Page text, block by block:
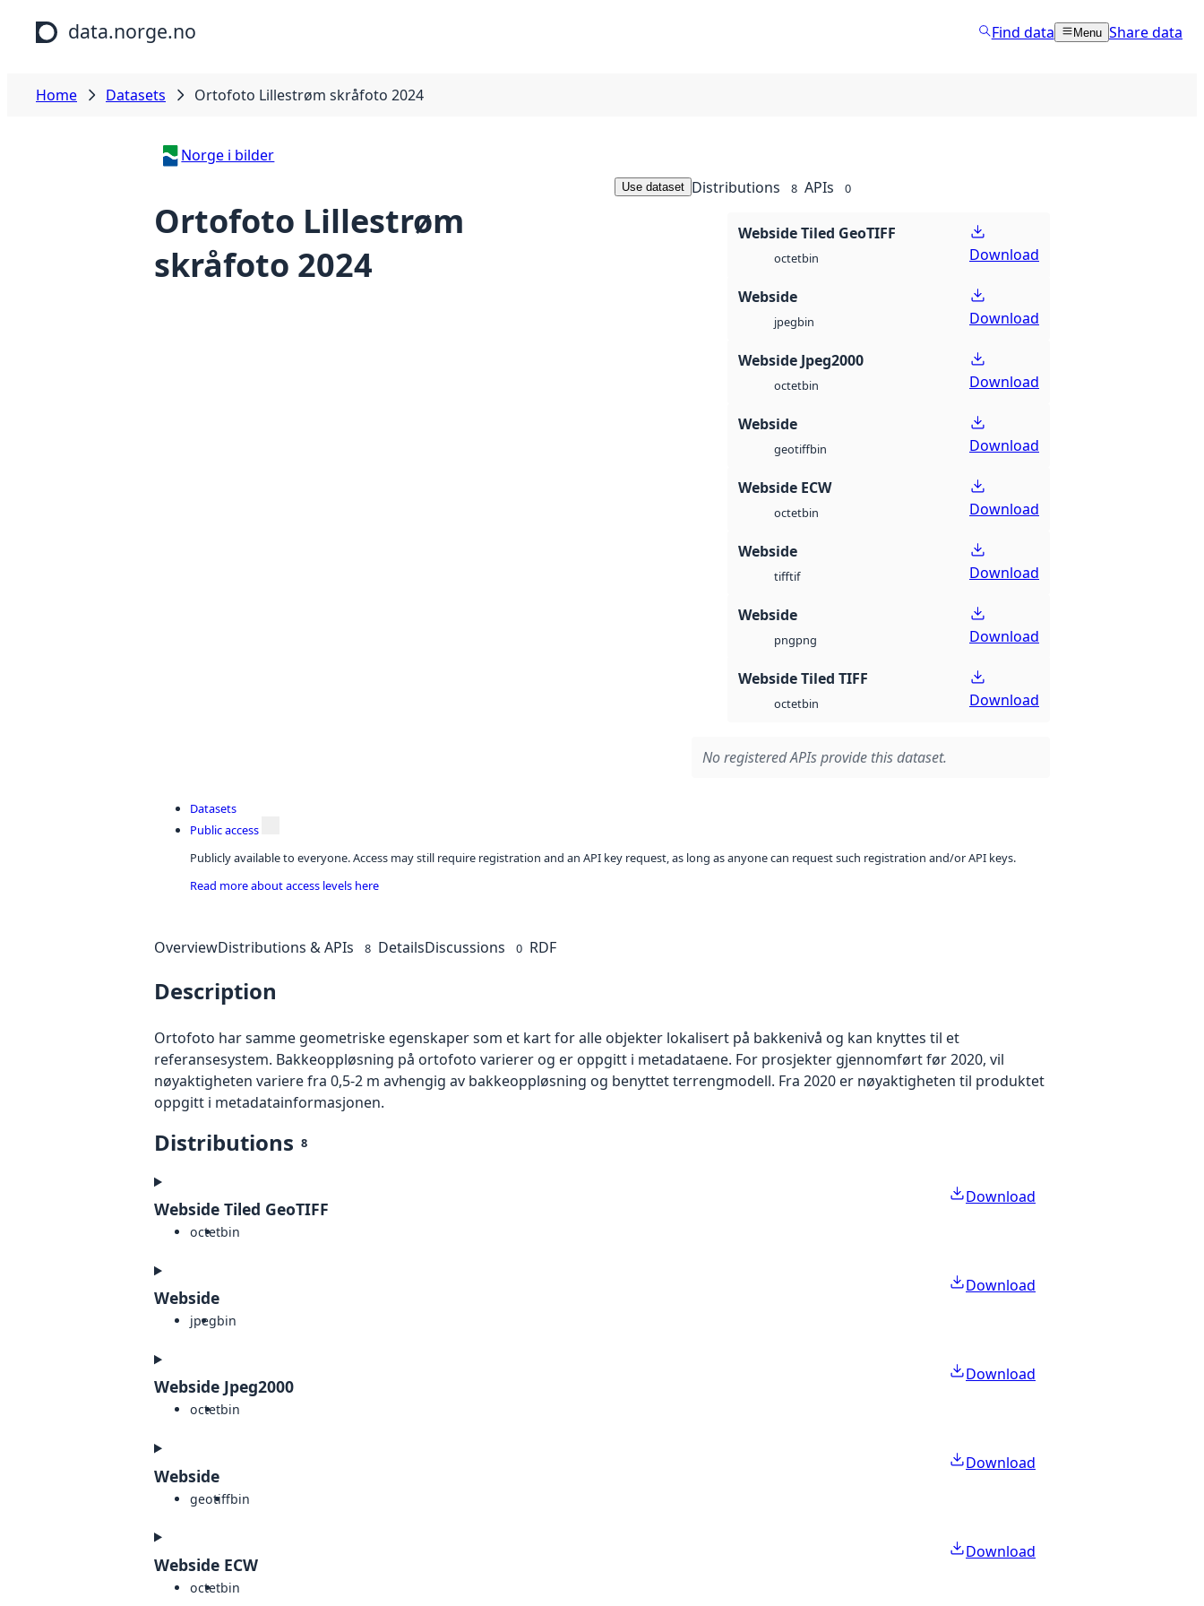
Skip to main content
data.norge.no Find data Menu Share data
Home Datasets Ortofoto Lillestrøm skråfoto 2024
Norge i bilder
Ortofoto Lillestrøm
skråfoto 2024
Use dataset Distributions 8 APIs 0
Webside Tiled GeoTIFF
octetbin Download
Webside
jpegbin Download
Webside Jpeg2000
octetbin Download
Webside
geotiffbin Download
Webside ECW
octetbin Download
Webside
tifftif Download
Webside
pngpng Download
Webside Tiled TIFF
octetbin Download
No registered APIs provide this dataset.
Datasets
Public access
Publicly available to everyone. Access may still require registration and an API key request, as long as anyone can request such registration and/or API keys.
Read more about access levels here
OverviewDistributions & APIs 8 DetailsDiscussions 0 RDF
Description
Ortofoto har samme geometriske egenskaper som et kart for alle objekter lokalisert på bakkenivå og kan knyttes til et
referansesystem. Bakkeoppløsning på ortofoto varierer og er oppgitt i metadataene. For prosjekter gjennomført før 2020, vil
nøyaktigheten variere fra 0,5-2 m avhengig av bakkeoppløsning og benyttet terrengmodell. Fra 2020 er nøyaktigheten til produktet
oppgitt i metadatainformasjonen.
Distributions 8
Webside Tiled GeoTIFF
octetbin
Download
Webside
jpegbin
Download
Webside Jpeg2000
octetbin
Download
Webside
geotiffbin
Download
Webside ECW
octetbin
Download